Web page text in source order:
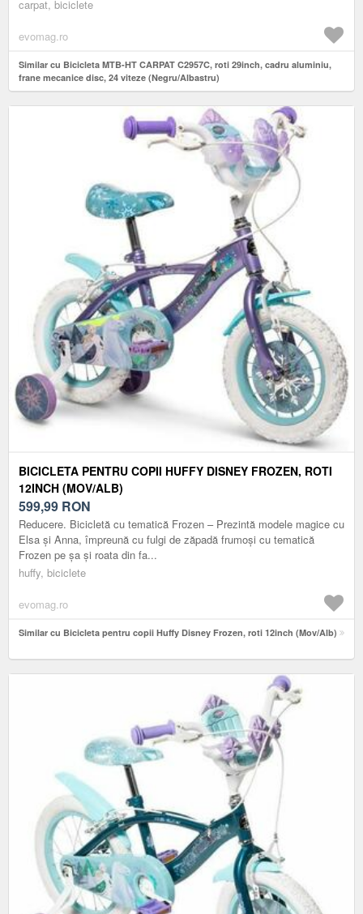
carpat, biciclete
evomag.ro
Similar cu Bicicleta MTB-HT CARPAT C2957C, roti 29inch, cadru aluminiu,
frane mecanice disc, 24 viteze (Negru/Albastru)
BICICLETA PENTRU COPII HUFFY DISNEY FROZEN, ROTI
12INCH (MOV/ALB)
599,99 RON
Reducere. Bicicletă cu tematică Frozen – Prezintă modele magice cu
Elsa și Anna, împreună cu fulgi de zăpadă frumoși cu tematică
Frozen pe șa și roata din fa...
huffy, biciclete
evomag.ro
Similar cu Bicicleta pentru copii Huffy Disney Frozen, roti 12inch (Mov/Alb)